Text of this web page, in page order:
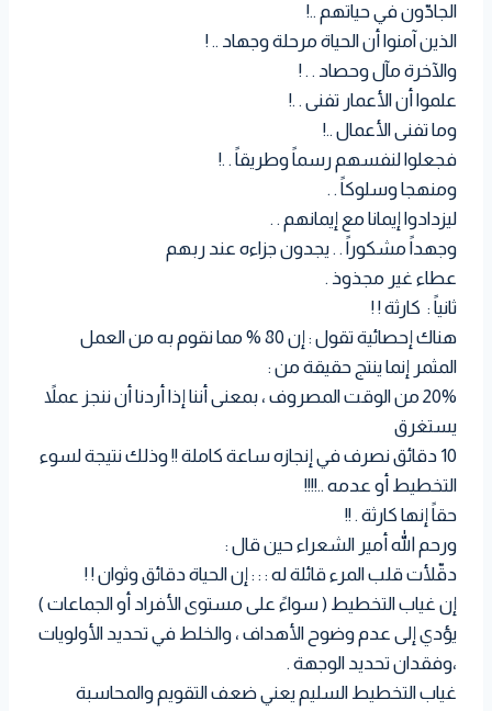
الجادّون في حياتهم ..!
الذين آمنوا أن الحياة مرحلة وجهاد .. !
والآخرة مآل وحصاد . . !
علموا أن الأعمار تفنى . .!
وما تفنى الأعمال ..!
فجعلوا لنفسهم رسماً وطريقاً . .!
ومنهجا وسلوكاً . .
ليزدادوا إيمانا مع إيمانهم . .
وجهداً مشكوراً . . يجدون جزاءه عند ربهم
عطاء غير مجذوذ .
ثانياً : كارثة ! !
هناك إحصائية تقول : إن 80 % مما نقوم به من العمل
المثمر إنما ينتج حقيقة من :
20% من الوقت المصروف ، بمعنى أننا إذا أردنا أن ننجز عملاً
يستغرق
10 دقائق نصرف في إنجازه ساعة كاملة !! وذلك نتيجة لسوء
التخطيط أو عدمه ..!!!!
حقاً إنها كارثة . !!
ورحم الله أمير الشعراء حين قال :
دقّلأت قلب المرء قائلة له : : : إن الحياة دقائق وثوان ! !
إن غياب التخطيط ( سواءً على مستوى الأفراد أو الجماعات )
يؤدي إلى عدم وضوح الأهداف ، والخلط في تحديد الأولويات
،وفقدان تحديد الوجهة .
غياب التخطيط السليم يعني ضعف التقويم والمحاسبة